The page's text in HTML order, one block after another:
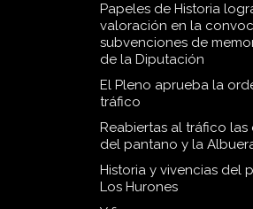
Papeles de Historia
valoración en la
subvenciones de
de la Diputación
El Pleno aprueba la
tráfico
Reabiertas al tráfico las
del pantano y la
Historia y vivencias del
Los Hurones